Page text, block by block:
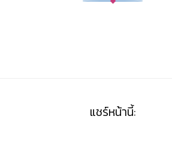
แชร์หน้านี้: